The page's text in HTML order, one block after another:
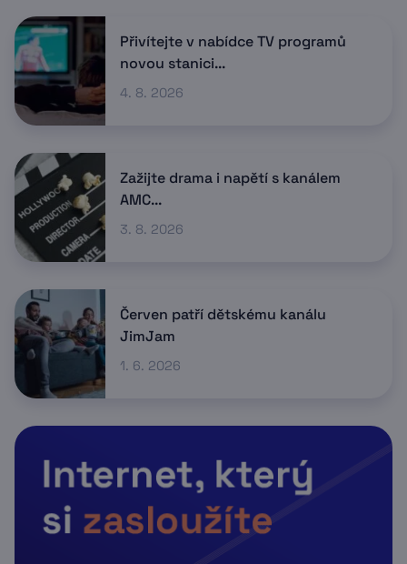
Přivítejte v nabídce TV programů
novou stanici...
4. 8. 2026
Zažijte drama i napětí s kanálem
AMC...
3. 8. 2026
Červen patří dětskému kanálu
JimJam
1. 6. 2026